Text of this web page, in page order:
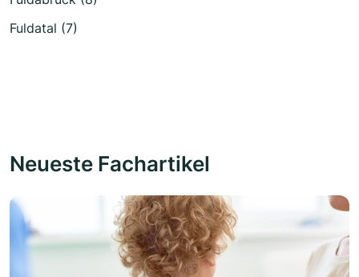
Fuldatal (7)
Neueste Fachartikel